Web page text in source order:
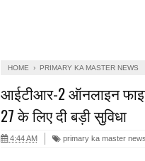
HOME › PRIMARY KA MASTER NEWS
आईटीआर-2 ऑनलाइन
27 के लिए दी बड़ी सुविधा
4:44 AM primary ka master news